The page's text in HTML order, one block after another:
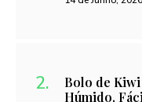
Bolo de Kiwi
Húmido,